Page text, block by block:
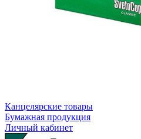
Канцелярские товары
Бумажная продукция
Личный кабинет